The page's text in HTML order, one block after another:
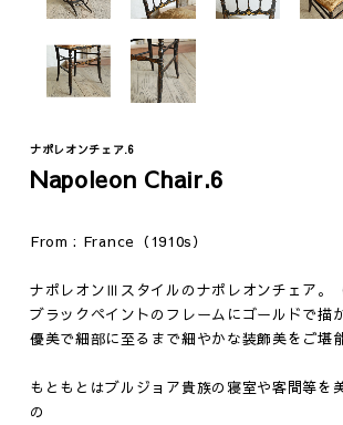
ウェア
イス
ファニ
その他
ナポレオンチェア.6
Napoleon Chair.6
From : France（1910s）
ナポレオンⅢスタイルのナポレオンチェア。
ブラックペイントのフレームにゴールドで描
優美で細部に至るまで細やかな装飾美をご堪
もともとはブルジョア貴族の寝室や客間等を
の